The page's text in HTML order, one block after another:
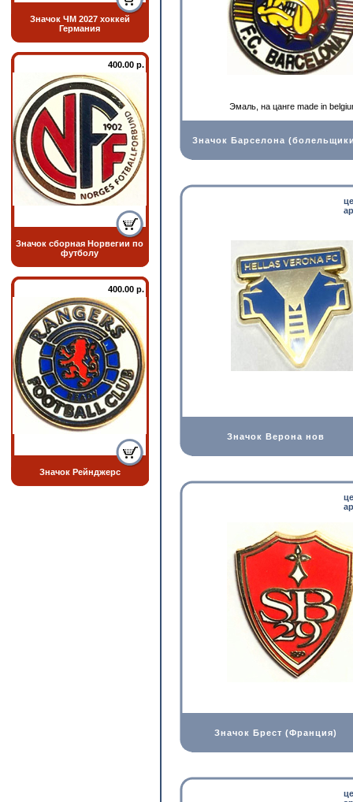
Значок ЧМ 2027 хоккей
Германия
400.00 р.
Значок сборная Норвегии по
футболу
400.00 р.
Значок Рейнджерс
Эмаль, на цанге made in
Значок Барселона
Значок Верона нов
Значок Брест (Франция)